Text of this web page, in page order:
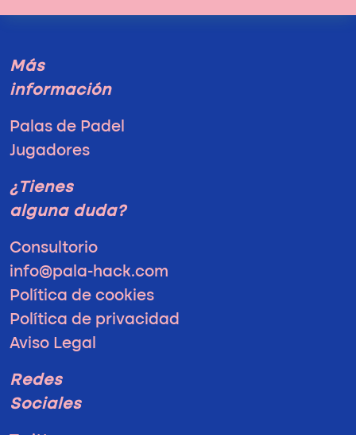
Más
información
Palas de Padel
Jugadores
¿Tienes
alguna duda?
Consultorio
info@pala-hack.com
Política de cookies
Política de privacidad
Aviso Legal
Redes
Sociales